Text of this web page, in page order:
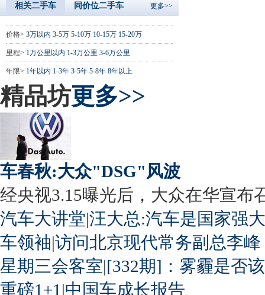
相关二手车 同价位二手车 更多>>
价格> 3万以内 3-5万 5-10万 10-15万 15-20万
里程> 1万公里以内 1-3万公里 3-6万公里
年限> 1年以内 1-3年 3-5年 5-8年 8年以上
精品坊更多>>
车春秋:大众"DSG"风波
经央视3.15曝光后，大众在华宣布
汽车大讲堂|汪大总:汽车是国家强
车领袖|访问北京现代常务副总李峰
星期三会客室|[332期]：雾霾是否
重磅1+1 |中国车成长报告